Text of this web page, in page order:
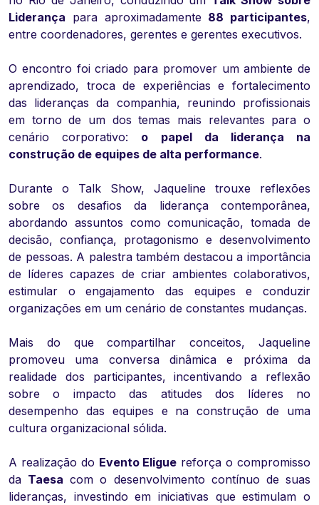
Liderança para aproximadamente 88 participantes,
entre coordenadores, gerentes e gerentes executivos.
O encontro foi criado para promover um ambiente de
aprendizado, troca de experiências e fortalecimento
das lideranças da companhia, reunindo profissionais
em torno de um dos temas mais relevantes para o
cenário corporativo: o papel da liderança na
construção de equipes de alta performance.
Durante o Talk Show, Jaqueline trouxe reflexões
sobre os desafios da liderança contemporânea,
abordando assuntos como comunicação, tomada de
decisão, confiança, protagonismo e desenvolvimento
de pessoas. A palestra também destacou a importância
de líderes capazes de criar ambientes colaborativos,
estimular o engajamento das equipes e conduzir
organizações em um cenário de constantes mudanças.
Mais do que compartilhar conceitos, Jaqueline
promoveu uma conversa dinâmica e próxima da
realidade dos participantes, incentivando a reflexão
sobre o impacto das atitudes dos líderes no
desempenho das equipes e na construção de uma
cultura organizacional sólida.
A realização do Evento Eligue reforça o compromisso
da Taesa com o desenvolvimento contínuo de suas
lideranças, investindo em iniciativas que estimulam o